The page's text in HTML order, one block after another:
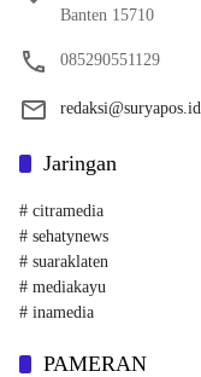
Banten 15710
085290551129
redaksi@suryapos.id
Jaringan
# citramedia
# sehatynews
# suaraklaten
# mediakayu
# inamedia
PAMERAN